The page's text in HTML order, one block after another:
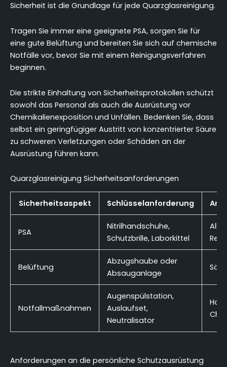
Sicherheit ist die Grundlage für jede Quarzglasreinigung.
Tragen Sie immer eine geeignete PSA, sorgen Sie für
eine gute Belüftung und bereiten Sie sich auf chemische
Notfälle vor, bevor Sie mit einem Reinigungsverfahren
beginnen.
Die strikte Einhaltung von Sicherheitsprotokollen schützt
sowohl das Personal als auch die Ausrüstung vor
Chemikalienexposition und Unfällen. Bedenken Sie, dass
selbst ein geringfügiger Austritt von konzentrierter Säure
zu schweren Verletzungen oder Schäden an der
Ausrüstung führen kann.
Quarzglasreinigung Sicherheitsanforderungen
Sicherheitsaspekt Schlüsselanforderung
PSA
Nitrilhandschuhe,
Schutzbrille, Laborkittel
Alle
Belüftung
Abzugshaube oder
Absauganlage
Notfallmaßnahmen
Augenspülstation,
Auslaufset,
Neutralisator
Anforderungen an die persönliche Schutzausrüstung